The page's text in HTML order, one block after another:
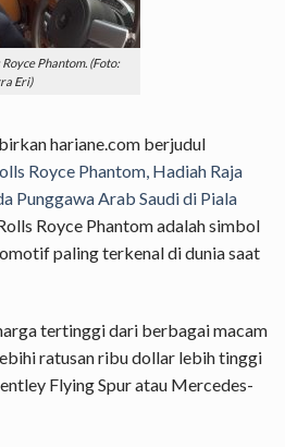
Phantom. (Foto:
Eri)
hariane.com berjudul
Royce Phantom, Hadiah Raja
Punggawa Arab Saudi di Piala
Royce Phantom adalah simbol
paling terkenal di dunia saat
tertinggi dari berbagai macam
ratusan ribu dollar lebih tinggi
Flying Spur atau Mercedes-